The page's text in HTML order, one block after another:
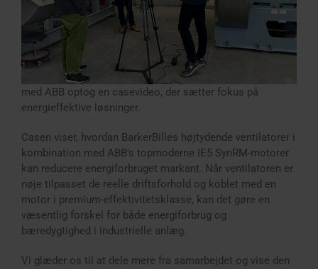
med ABB optog en casevideo, der sætter fokus på
energieffektive løsninger.
Casen viser, hvordan BarkerBilles højtydende ventilatorer i
kombination med ABB’s topmoderne IE5 SynRM-motorer
kan reducere energiforbruget markant. Når ventilatoren er
nøje tilpasset de reelle driftsforhold og koblet med en
motor i premium-effektivitetsklasse, kan det gøre en
væsentlig forskel for både energiforbrug og
bæredygtighed i industrielle anlæg.
Vi glæder os til at dele mere fra samarbejdet og vise den